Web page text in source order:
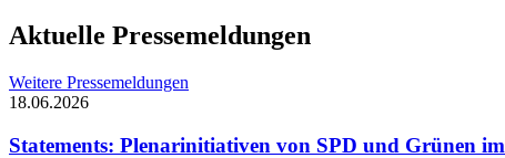
Aktuelle Pressemeldungen
Weitere Pressemeldungen
18.06.2026
Statements: Plenarinitiativen von SPD und Grünen